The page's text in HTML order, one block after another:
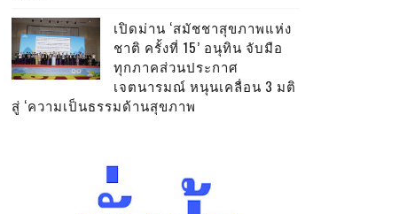
เปิดม่าน ‘สมัชชาสุขภาพแห่ง
ชาติ ครั้งที่ 15’ อนุทิน จับมือ
ทุกภาคส่วนประกาศ
เจตนารมณ์ หนุนเคลื่อน 3 มติ
สู่ ‘ความเป็นธรรมด้านสุขภาพ